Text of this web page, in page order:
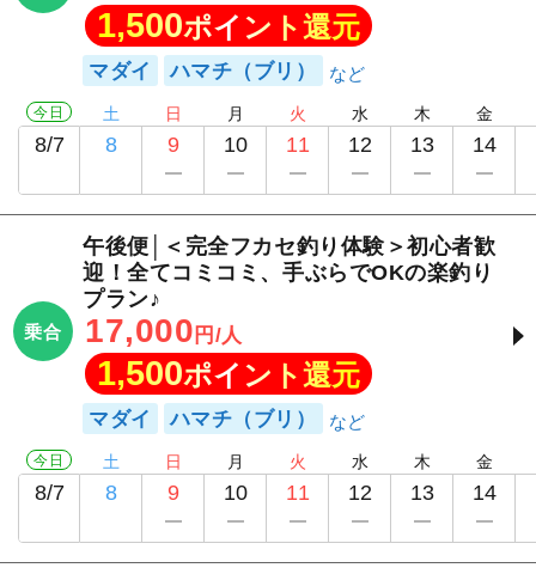
1,500ポイント還元
マダイ ハマチ（ブリ）
今日
8/7
土
8
日
9
月
10
火
11
水
12
木
13
金
14
乗合
午後便│＜完全フカセ釣り体験＞初心者歓
迎！全てコミコミ、手ぶらでOKの楽釣り
プラン♪
17,000 円/人
1,500ポイント還元
マダイ ハマチ（ブリ）
今日
8/7
土
8
日
9
月
10
火
11
水
12
木
13
金
14